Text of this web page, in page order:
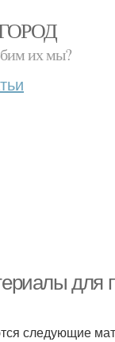
их мы?
для
следующие